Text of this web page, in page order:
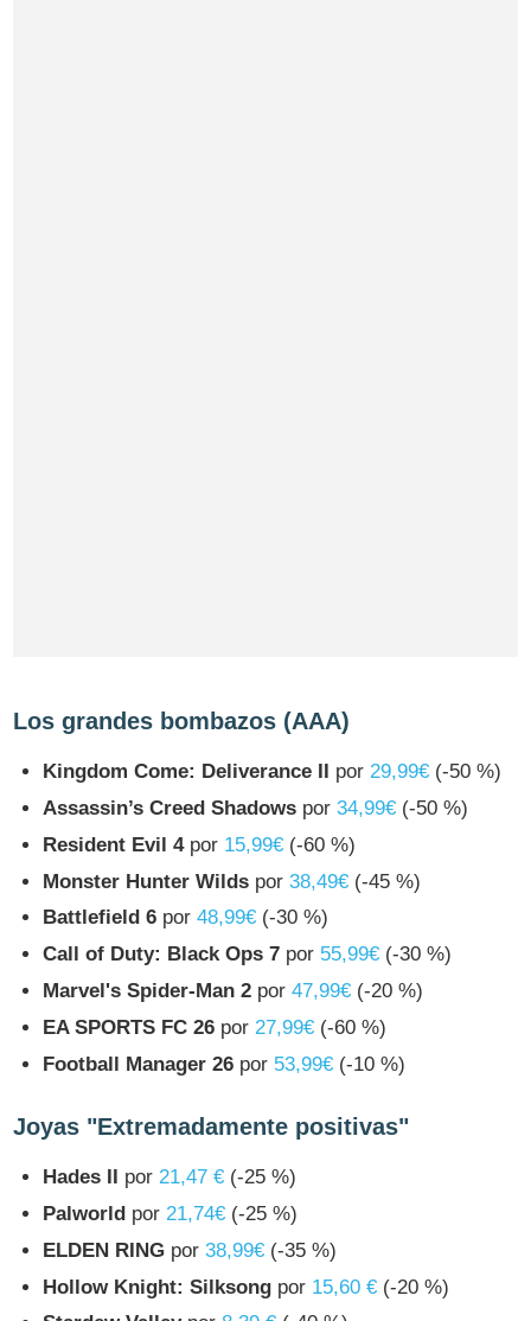
Los grandes bombazos (AAA)
Kingdom Come: Deliverance II por29,99€ (-50 %)
Assassin’s Creed Shadows por34,99€ (-50 %)
Resident Evil 4por 15,99€ (-60 %)
Monster Hunter Wilds por38,49€ (-45 %)
Battlefield 6 por48,99€ (-30 %)
Call of Duty: Black Ops 7 por 55,99€ (-30 %)
Marvel's Spider-Man 2 por47,99€ (-20 %)
EA SPORTS FC 26 por27,99€ (-60 %)
Football Manager 26 por 53,99€ (-10 %)
Joyas "Extremadamente positivas"
Hades II por21,47 € (-25 %)
Palworld por21,74€ (-25 %)
ELDEN RING por38,99€ (-35 %)
Hollow Knight: Silksong por 15,60 € (-20 %)